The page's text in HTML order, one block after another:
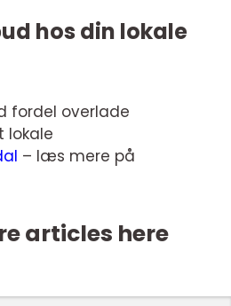
hos din lokale
fordel overlade
lokale
– læs mere på
articles here